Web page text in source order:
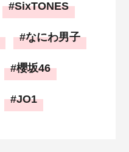
SixTONES
なにわ男子
櫻坂46
JO1